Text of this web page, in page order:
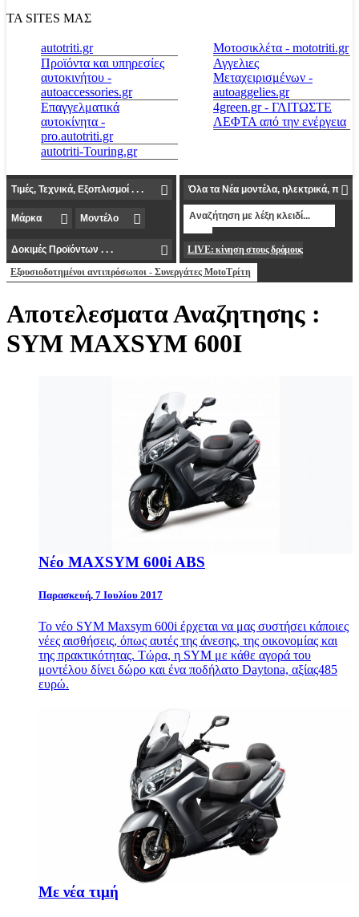
ΤΑ SITES ΜΑΣ
autotriti.gr
Προϊόντα και υπηρεσίες
αυτοκινήτου -
autoaccessories.gr
Επαγγελματικά
αυτοκίνητα -
pro.autotriti.gr
autotriti-Touring.gr
Μοτοσικλέτα - mototriti.gr
Αγγελιες
Μεταχειρισμένων -
autoaggelies.gr
4green.gr - ΓΛΙΤΩΣΤΕ
ΛΕΦΤΑ από την ενέργεια
LIVE: κίνηση στους δρόμους
Εξουσιοδοτημένοι αντιπρόσωποι - Συνεργάτες MotoΤρίτη
Αποτελεσματα Αναζητησης :
SYM MAXSYM 600I
Nέο MAXSYM 600i ABS
Παρασκευή, 7 Ιουλίου 2017
Το νέο SYM Maxsym 600i έρχεται να μας συστήσει κάποιες
νέες αισθήσεις, όπως αυτές της άνεσης, της οικονομίας και
της πρακτικότητας. Τώρα, η SYM με κάθε αγορά του
μοντέλου δίνει δώρο και ένα ποδήλατο Daytona, αξίας485
ευρώ.
Με νέα τιμή